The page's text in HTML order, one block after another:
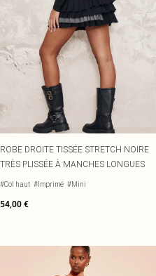
ROBE DROITE TISSÉE STRETCH NOIRE
TRÈS PLISSÉE À MANCHES LONGUES
#Col haut #Imprimé #Mini
54,00 €